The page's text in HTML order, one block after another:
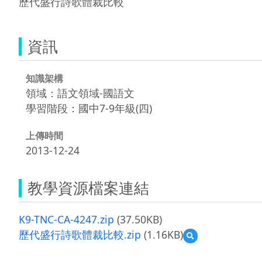
資訊
知識架構
領域：語文領域-國語文
學習階段：國中7-9年級(四)
上傳時間
2013-12-24
教學資源檔案連結
K9-TNC-CA-4247.zip (37.50KB)
歷代盛行詩歌體裁比較.zip (1.16KB)
預
覽